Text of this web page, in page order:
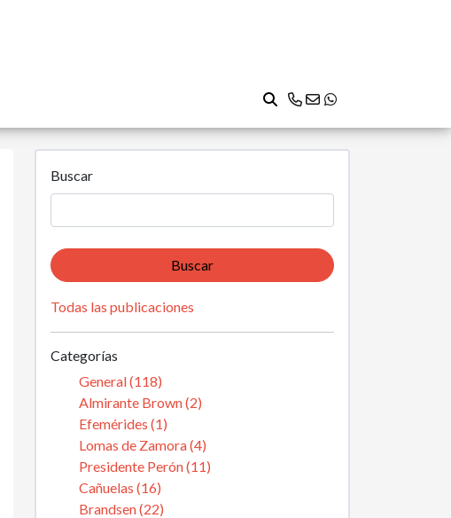
Buscar
Buscar
Todas las publicaciones
Categorías
General (118)
Almirante Brown (2)
Efemérides (1)
Lomas de Zamora (4)
Presidente Perón (11)
Cañuelas (16)
Brandsen (22)